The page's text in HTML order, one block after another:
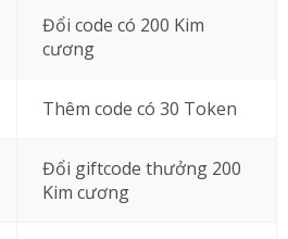
Đổi code có 200 Kim
cương
Thêm code có 30 Token
Đổi giftcode thưởng 200
Kim cương